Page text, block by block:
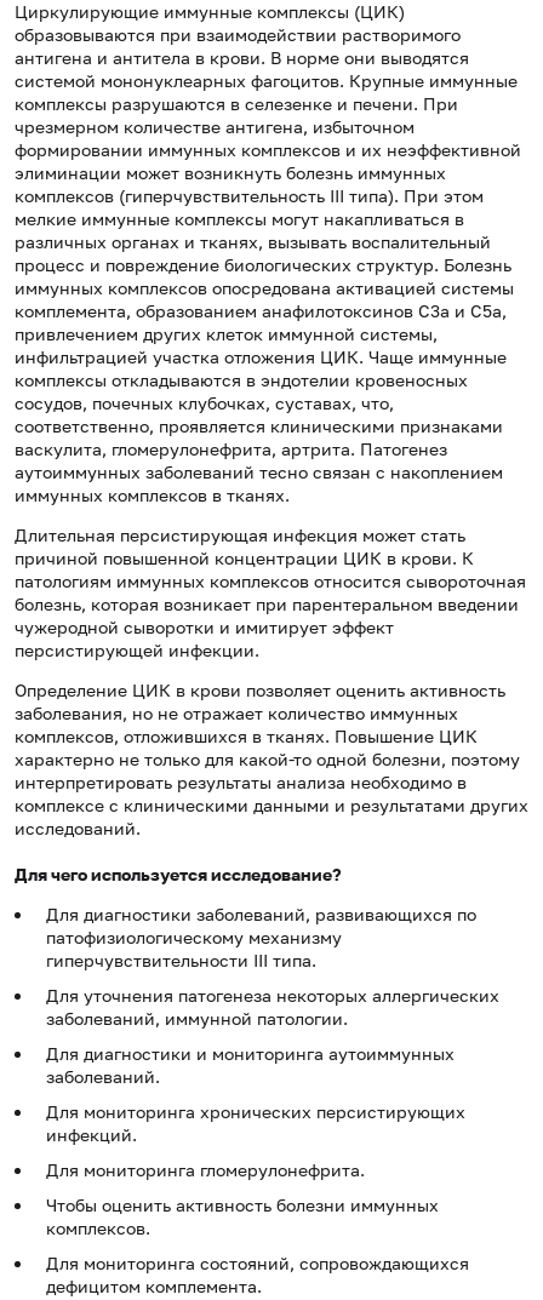
Циркулирующие иммунные комплексы (ЦИК)
образовываются при взаимодействии растворимого
антигена и антитела в крови. В норме они выводятся
системой мононуклеарных фагоцитов. Крупные иммунные
комплексы разрушаются в селезенке и печени. При
чрезмерном количестве антигена, избыточном
формировании иммунных комплексов и их неэффективной
элиминации может возникнуть болезнь иммунных
комплексов (гиперчувствительность III типа). При этом
мелкие иммунные комплексы могут накапливаться в
различных органах и тканях, вызывать воспалительный
процесс и повреждение биологических структур. Болезнь
иммунных комплексов опосредована активацией системы
комплемента, образованием анафилотоксинов С3а и С5а,
привлечением других клеток иммунной системы,
инфильтрацией участка отложения ЦИК. Чаще иммунные
комплексы откладываются в эндотелии кровеносных
сосудов, почечных клубочках, суставах, что,
соответственно, проявляется клиническими признаками
васкулита, гломерулонефрита, артрита. Патогенез
аутоиммунных заболеваний тесно связан с накоплением
иммунных комплексов в тканях.
Длительная персистирующая инфекция может стать
причиной повышенной концентрации ЦИК в крови. К
патологиям иммунных комплексов относится сывороточная
болезнь, которая возникает при парентеральном введении
чужеродной сыворотки и имитирует эффект
персистирующей инфекции.
Определение ЦИК в крови позволяет оценить активность
заболевания, но не отражает количество иммунных
комплексов, отложившихся в тканях. Повышение ЦИК
характерно не только для какой-то одной болезни, поэтому
интерпретировать результаты анализа необходимо в
комплексе с клиническими данными и результатами других
исследований.
Для чего используется исследование?
Для диагностики заболеваний, развивающихся по
патофизиологическому механизму
гиперчувствительности III типа.
Для уточнения патогенеза некоторых аллергических
заболеваний, иммунной патологии.
Для диагностики и мониторинга аутоиммунных
заболеваний.
Для мониторинга хронических персистирующих
инфекций.
Для мониторинга гломерулонефрита.
Чтобы оценить активность болезни иммунных
комплексов.
Для мониторинга состояний, сопровождающихся
дефицитом комплемента.